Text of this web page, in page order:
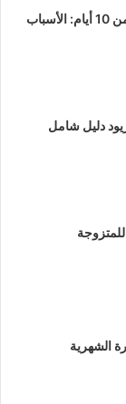
استمرار الدورة الشهرية أكثر من 10 أيام: الأسباب
دليل شامل
الشهرية